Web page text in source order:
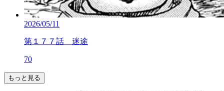
2026/05/11
第１７７話 迷途
70
もっと見る